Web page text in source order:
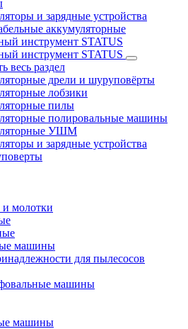
и зарядные устройства
аккумуляторные
инструмент STATUS
инструмент STATUS
весь раздел
дрели и шуруповёрты
лобзики
пилы
полировальные машины
УШМ
и зарядные устройства
молотки
машины
для пылесосов
машины
машины